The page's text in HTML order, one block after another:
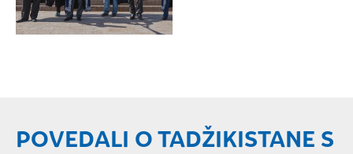
POVEDALI O TADŽIKISTANE S